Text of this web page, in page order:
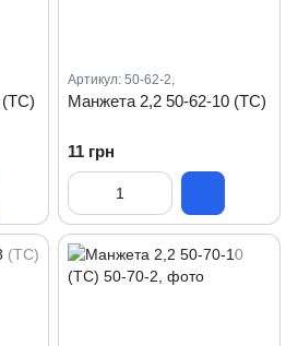
(ТС)
Артикул: 50-62-2,
Манжета 2,2 50-62-10 (ТС)
11 грн